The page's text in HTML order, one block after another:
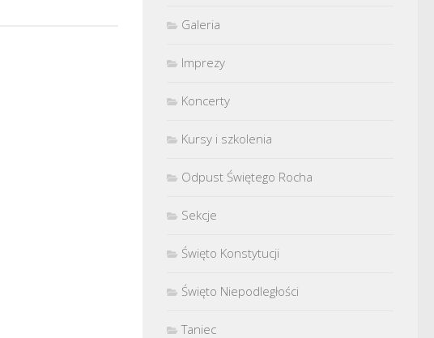
Galeria
Imprezy
Koncerty
Kursy i szkolenia
Odpust Świętego Rocha
Sekcje
Święto Konstytucji
Święto Niepodległości
Taniec